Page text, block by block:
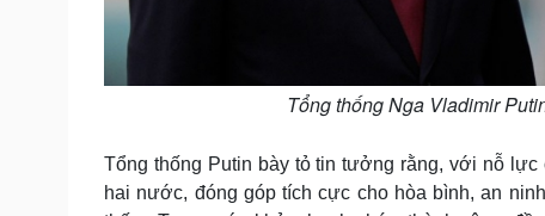
Tổng thống Nga Vladimir
Tổng thống Putin bày tỏ tin tưởng rằng, với nỗ
hai nước, đóng góp tích cực cho hòa bình, an